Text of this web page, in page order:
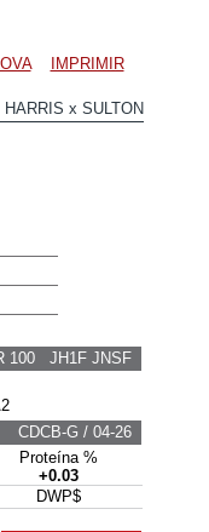
IMPRIMIR
x SULTON
100 JH1F JNSF
CDCB-G / 04-26
Proteína %
+0.03
DWP$